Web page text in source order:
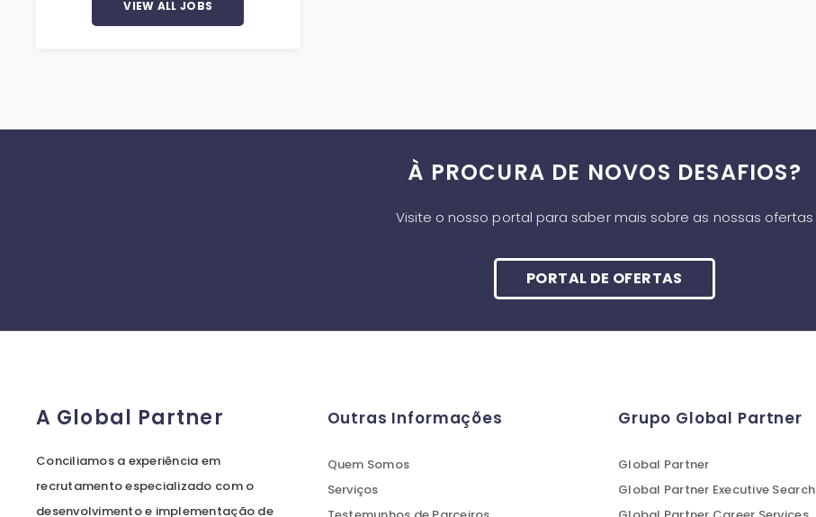
VIEW ALL JOBS
À PROCURA DE NOVOS DESAFIOS?
Visite o nosso portal para saber mais sobre as nossas ofertas
PORTAL DE OFERTAS
A Global Partner
Conciliamos a experiência em
recrutamento especializado com o
desenvolvimento e implementação de
Outras Informações
Quem Somos
Serviços
Grupo Global Partner
Global Partner
Global Partner Executive Search